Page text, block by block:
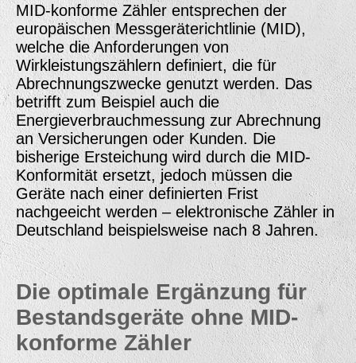
MID-konforme Zähler entsprechen der
europäischen Messgeräterichtlinie (MID),
welche die Anforderungen von
Wirkleistungszählern definiert, die für
Abrechnungszwecke genutzt werden. Das
betrifft zum Beispiel auch die
Energieverbrauchmessung zur Abrechnung
an Versicherungen oder Kunden. Die
bisherige Ersteichung wird durch die MID-
Konformität ersetzt, jedoch müssen die
Geräte nach einer definierten Frist
nachgeeicht werden – elektronische Zähler in
Deutschland beispielsweise nach 8 Jahren.
Die optimale Ergänzung für
Bestandsgeräte ohne MID-
konforme Zähler